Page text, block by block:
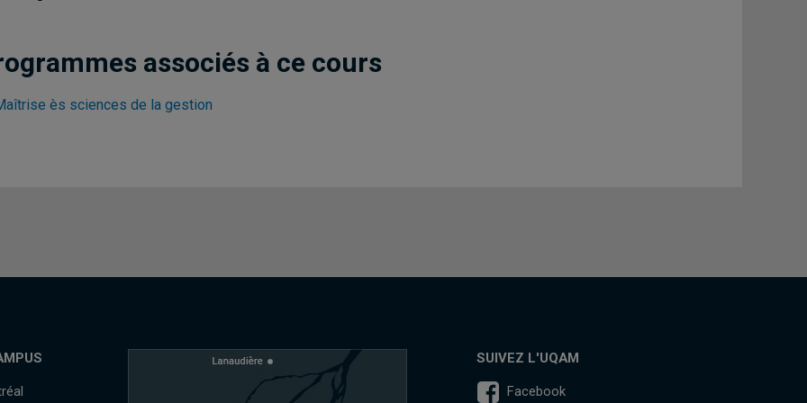
associés à ce cours
ès sciences de la gestion
SUIVEZ L'UQAM
Facebook